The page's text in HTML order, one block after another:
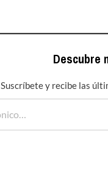
Descubre
Suscríbete y recibe las